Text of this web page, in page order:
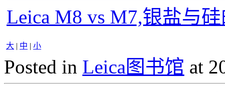
Leica M8 vs M7,银盐与
大 | 中 | 小
Posted in Leica图书馆 at